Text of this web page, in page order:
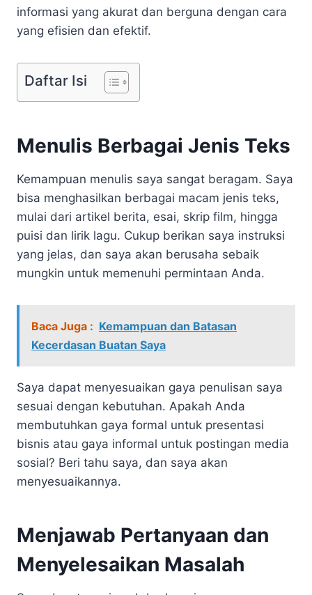
informasi yang akurat dan berguna dengan cara
yang efisien dan efektif.
Daftar Isi
Menulis Berbagai Jenis Teks
Kemampuan menulis saya sangat beragam. Saya
bisa menghasilkan berbagai macam jenis teks,
mulai dari artikel berita, esai, skrip film, hingga
puisi dan lirik lagu. Cukup berikan saya instruksi
yang jelas, dan saya akan berusaha sebaik
mungkin untuk memenuhi permintaan Anda.
Baca Juga : Kemampuan dan Batasan
Kecerdasan Buatan Saya
Saya dapat menyesuaikan gaya penulisan saya
sesuai dengan kebutuhan. Apakah Anda
membutuhkan gaya formal untuk presentasi
bisnis atau gaya informal untuk postingan media
sosial? Beri tahu saya, dan saya akan
menyesuaikannya.
Menjawab Pertanyaan dan
Menyelesaikan Masalah